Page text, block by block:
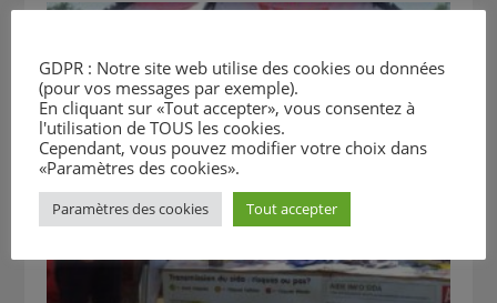
GDPR : Notre site web utilise des cookies ou données
(pour vos messages par exemple).
En cliquant sur «Tout accepter», vous consentez à
l'utilisation de TOUS les cookies.
Cependant, vous pouvez modifier votre choix dans
«Paramètres des cookies».
Paramètres des cookies Tout accepter